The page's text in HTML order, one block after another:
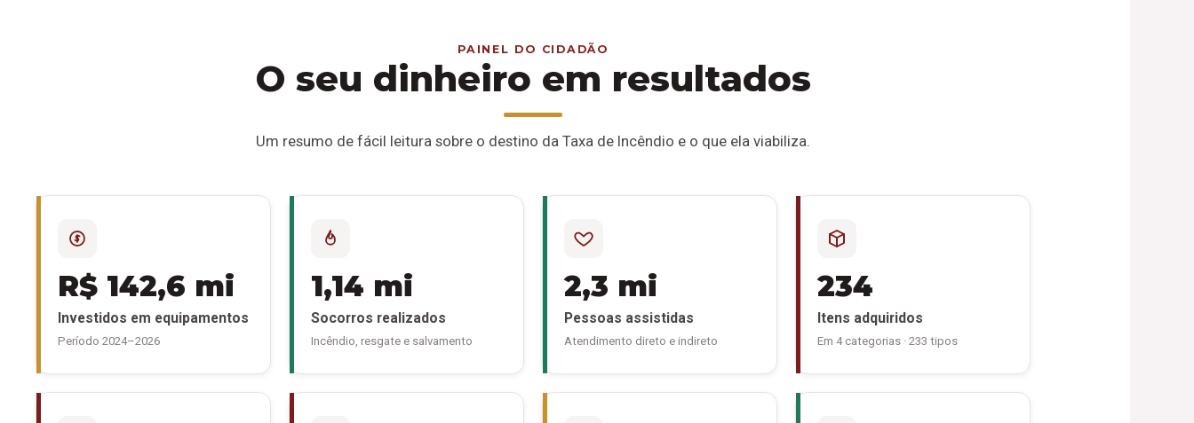
PAINEL DO CIDADÃO
O seu dinheiro em resultados
Um resumo de fácil leitura sobre o destino da Taxa de Incêndio e o que ela viabiliza.
R$ 142,6 mi
Investidos em equipamentos
Período 2024–2026
1,14 mi
Socorros realizados
Incêndio, resgate e salvamento
2,3 mi
Pessoas assistidas
Atendimento direto e indireto
234
Itens adquiridos
Em 4 categorias · 233 tipos